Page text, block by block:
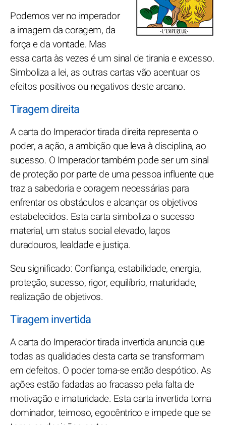
Podemos ver no imperador
a imagem da coragem, da
força e da vontade. Mas
essa carta às vezes é um sinal de tirania e excesso.
Simboliza a lei, as outras cartas vão acentuar os
efeitos positivos ou negativos deste arcano.
Tiragem direita
A carta do Imperador tirada direita representa o
poder, a ação, a ambição que leva à disciplina, ao
sucesso. O Imperador também pode ser um sinal
de proteção por parte de uma pessoa influente que
traz a sabedoria e coragem necessárias para
enfrentar os obstáculos e alcançar os objetivos
estabelecidos. Esta carta simboliza o sucesso
material, um status social elevado, laços
duradouros, lealdade e justiça.
Seu significado: Confiança, estabilidade, energia,
proteção, sucesso, rigor, equilíbrio, maturidade,
realização de objetivos.
Tiragem invertida
A carta do Imperador tirada invertida anuncia que
todas as qualidades desta carta se transformam
em defeitos. O poder torna-se então despótico. As
ações estão fadadas ao fracasso pela falta de
motivação e imaturidade. Esta carta invertida torna
dominador, teimoso, egocêntrico e impede que se